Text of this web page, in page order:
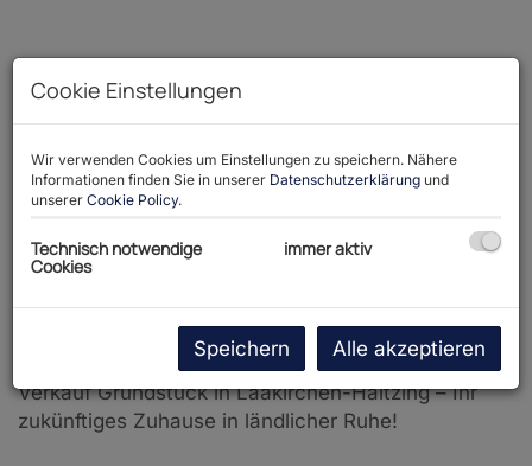
K800_20241114_145310
Beschreibung
Verkauf Grundstück in Laakirchen-Haitzing – Ihr
zukünftiges Zuhause in ländlicher Ruhe!
Cookie Einstellungen
Wir verwenden Cookies um Einstellungen zu speichern. Nähere
Informationen finden Sie in unserer Datenschutzerklärung und
unserer Cookie Policy.
Technisch notwendige
Cookies
immer aktiv
Speichern Alle akzeptieren